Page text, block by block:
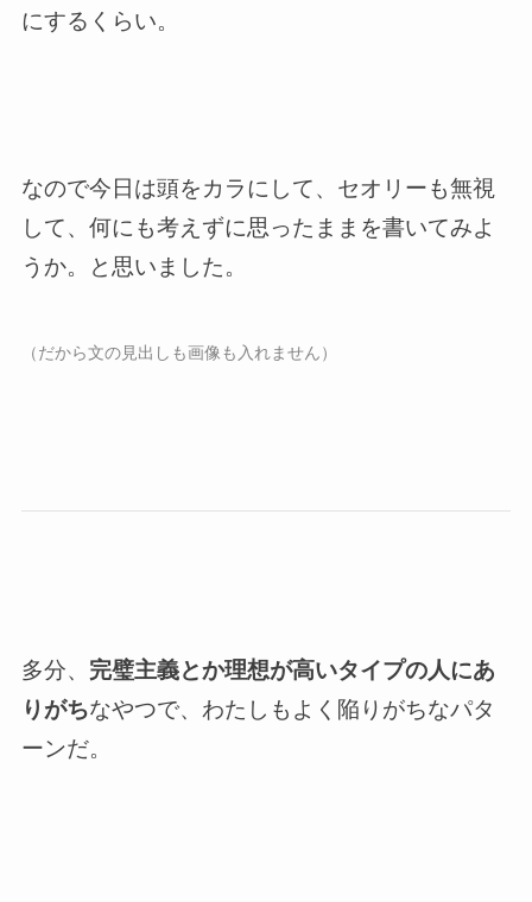
にするくらい。
なので今日は頭をカラにして、セオリーも無視
して、何にも考えずに思ったままを書いてみよ
うか。と思いました。
（だから文の見出しも画像も入れません）
多分、 完璧主義とか理想が高いタイプの人にあ
りがちなやつで、わたしもよく陥りがちなパタ
ーンだ。